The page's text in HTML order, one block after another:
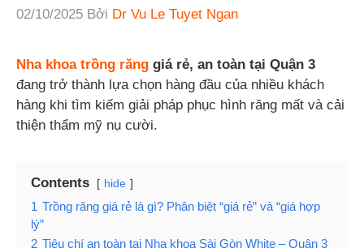
02/10/2025 Bởi Dr Vu Le Tuyet Ngan
Nha khoa trồng răng giá rẻ, an toàn tại Quận 3
đang trở thành lựa chọn hàng đầu của nhiều khách
hàng khi tìm kiếm giải pháp phục hình răng mất và cải
thiện thẩm mỹ nụ cười.
Contents hide
1 Trồng răng giá rẻ là gì? Phân biệt “giá rẻ” và “giá hợp
lý”
2 Tiêu chí an toàn tại Nha khoa Sài Gòn White – Quận 3